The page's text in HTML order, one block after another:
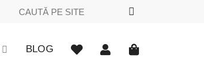
Caută
BLOG